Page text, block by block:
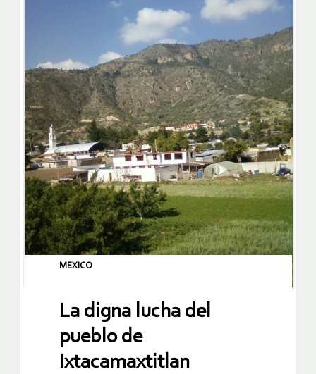
MEXICO
La digna lucha del
pueblo de
Ixtacamaxtitlan